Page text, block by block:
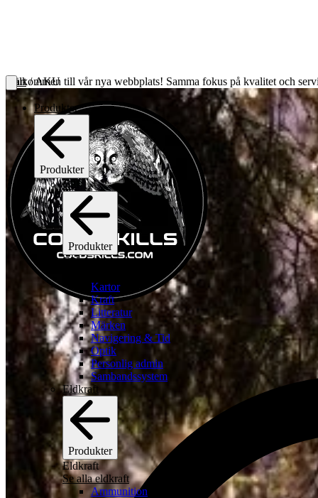
Produkter
Produkter
C2I
Produkter
C2I
Kartor
Kraft
Litteratur
Märken
Navigering & Tid
Optik
Personlig admin
Sambandssystem
Eldkraft
Produkter
Eldkraft
Se alla eldkraft
Ammunition
Välkommen till vår nya webbplats! Samma fokus på kvalitet och
Start/ AKU